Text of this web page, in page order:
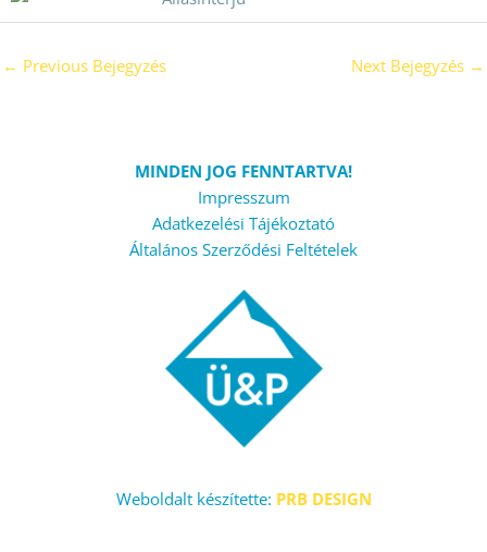
← Previous Bejegyzés Next Bejegyzés →
MINDEN JOG FENNTARTVA!
Impresszum
Adatkezelési Tájékoztató
Általános Szerződési Feltételek
Weboldalt készítette: PRB DESIGN